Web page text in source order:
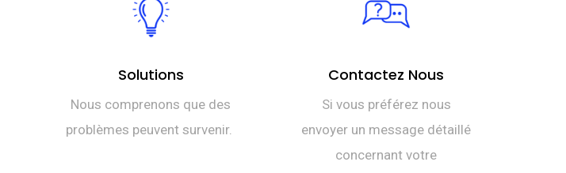
Solutions
Nous comprenons que des
problèmes peuvent survenir.
Contactez Nous
Si vous préférez nous
envoyer un message détaillé
concernant votre